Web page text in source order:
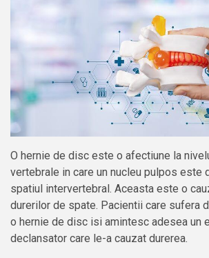
O hernie de disc este o afectiune la
vertebrale in care un nucleu pulpos este
spatiul intervertebral. Aceasta este o
durerilor de spate. Pacientii care sufera
o hernie de disc isi amintesc adesea un
declansator care le-a cauzat durerea.